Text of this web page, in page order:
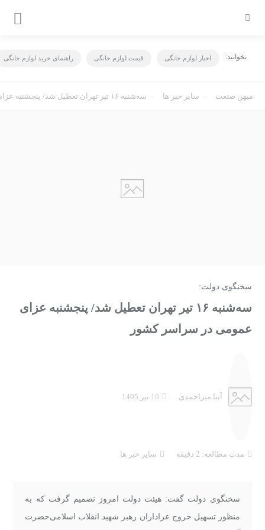
بخوانید: اخبار لوازم خانگی قیمت لوازم خانگی راهنمای خرید لوازم خانگی
میهن صنعت سایر خبر ها سه‌شنبه ۱۶ تیر تهران تعطیل شد/ پنجشنبه عزای عمومی‌ در سراسر کشور
سخنگوی دولت:
سه‌شنبه ۱۶ تیر تهران تعطیل شد/ پنجشنبه عزای
عمومی‌ در سراسر کشور
آتنا میراحمدی 10 تیر 1405
مدت مطالعه: 2 دقیقه سایر خبر ها
سخنگوی دولت گفت: هیئت دولت امروز تصمیم گرفت که به
منظور تسهیل خروج عزاداران رهبر شهید انقلاب اسلامی‌حضرت